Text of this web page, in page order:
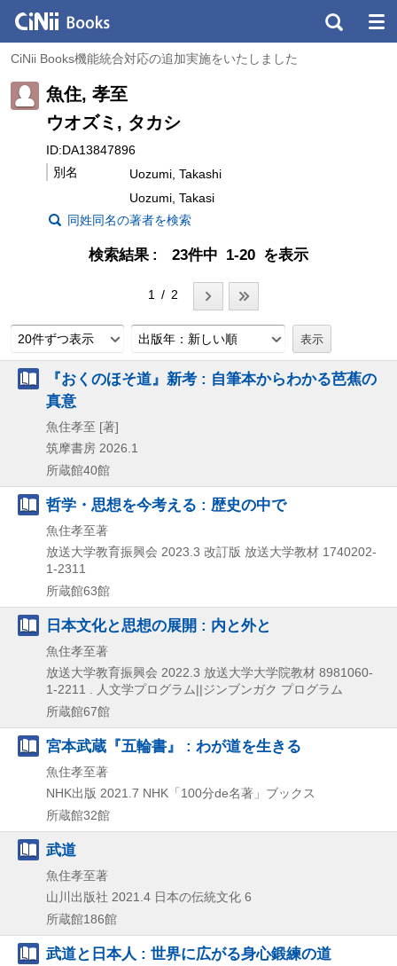
CiNii Books機能統合対応の追加実施をいたしました
魚住, 孝至
ウオズミ, タカシ
ID:DA13847896
別名
Uozumi, Takashi
Uozumi, Takasi
同姓同名の著者を検索
検索結果 23件中 1-20 を表示
1 / 2
20件ずつ表示 出版年：新しい順
『おくのほそ道』新考 : 自筆本からわかる芭蕉の
真意
魚住孝至 [著]
筑摩書房 2026.1
所蔵館40館
哲学・思想を今考える : 歴史の中で
魚住孝至著
放送大学教育振興会 2023.3 改訂版 放送大学教材 1740202-
1-2311
所蔵館63館
日本文化と思想の展開 : 内と外と
魚住孝至著
放送大学教育振興会 2022.3 放送大学大学院教材 8981060-
1-2211 . 人文学プログラム||ジンブンガク プログラム
所蔵館67館
宮本武蔵『五輪書』 : わが道を生きる
魚住孝至著
NHK出版 2021.7 NHK「100分de名著」ブックス
所蔵館32館
武道
魚住孝至著
山川出版社 2021.4 日本の伝統文化 6
所蔵館186館
武道と日本人 : 世界に広がる身心鍛練の道